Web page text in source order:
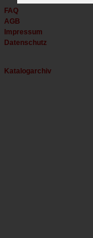
FAQ
AGB
Impressum
Datenschutz
Katalogarchiv